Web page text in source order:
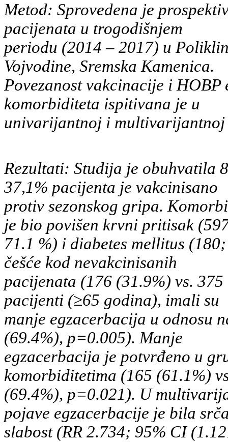
Metod: Sprovedena je
pacijenata u trogodišnjem
periodu (2014 – 2017) u
Vojvodine, Sremska Kamenica.
Povezanost vakcinacije i
komorbiditeta ispitivana je u
univarijantnoj i
Rezultati: Studija je obuhvatila
37,1% pacijenta je vakcinisano
protiv sezonskog gripa.
je bio povišen krvni pritisak
71.1 %) i diabetes mellitus
češće kod nevakcinisanih
pacijenata (176 (31.9%) vs.
pacijenti (≥65 godina), imali su
manje egzacerbacija u odnosu
(69.4%), p=0.005). Manje
egzacerbacija je potvrđeno u
komorbiditetima (165 (61.1%)
(69.4%), p=0.021). U
pojave egzacerbacije je bila
slabost (RR 2.734; 95% CI